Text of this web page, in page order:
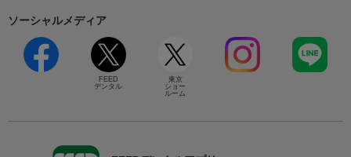
ソーシャルメディア
FEED
デンタル
東京
ショー
ルーム